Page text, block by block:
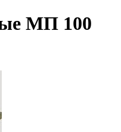
МП 100